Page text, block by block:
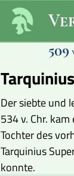
509
Der siebte und
534 v. Chr.
Tochter des
Tarquinius
konnte.